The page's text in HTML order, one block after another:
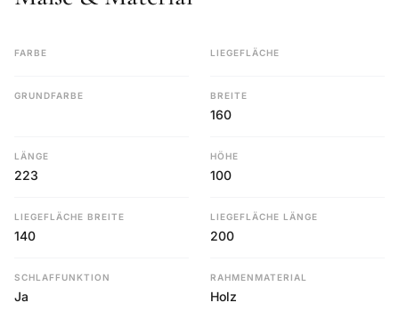
FARBE LIEGEFLÄCHE
GRUNDFARBE BREITE
160
LÄNGE
223
HÖHE
100
LIEGEFLÄCHE BREITE
140
LIEGEFLÄCHE LÄNGE
200
SCHLAFFUNKTION
Ja
RAHMENMATERIAL
Holz